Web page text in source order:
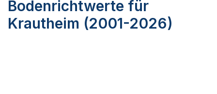
Bodenrichtwerte für
Krautheim (2001-2026)